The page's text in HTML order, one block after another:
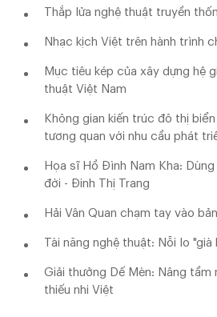
Thắp lửa nghệ thuật truyền
Nhạc kịch Việt trên hành trình
Mục tiêu kép của xây dựng hệ
thuật Việt Nam
Không gian kiến trúc đô thị
tương quan với nhu cầu phát
Họa sĩ Hồ Đình Nam Kha:
đời - Đinh Thị Trang
Hải Vân Quan chạm tay vào
Tài năng nghệ thuật: Nỗi lo "già
Giải thưởng Dế Mèn: Nâng tầm
thiếu nhi Việt